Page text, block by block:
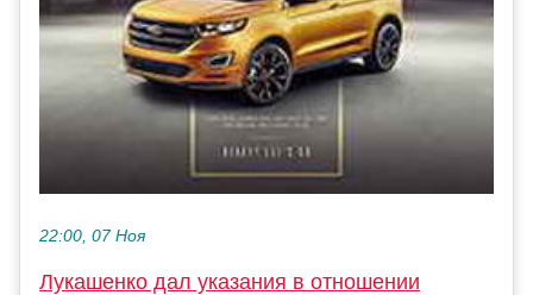
22:00, 07 Ноя
Лукашенко дал указания в отношении